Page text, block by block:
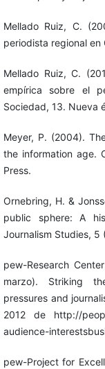
Mellado Ruiz, C.
periodista regional en
Mellado Ruiz, C.
empírica sobre el
Sociedad, 13. Nueva
Meyer, P. (2004).
the information age.
Press.
Ornebring, H. &
public sphere: A
Journalism Studies, 5
pew-Research
marzo). Striking
pressures and
2012 de http://
audience-
pew-Project for